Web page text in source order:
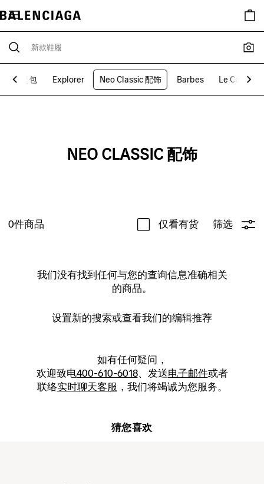
手提包 Explorer Neo Classic 配饰 Barbes Le Cagole
NEO CLASSIC 配饰
0件商品 仅看有货 筛选
我们没有找到任何与您的查询信息准确相关
的商品。
设置新的搜索或查看我们的编辑推荐
如有任何疑问，
欢迎致电400-610-6018、发送电子邮件或者
联络实时聊天客服 ，我们将竭诚为您服务。
猜您喜欢